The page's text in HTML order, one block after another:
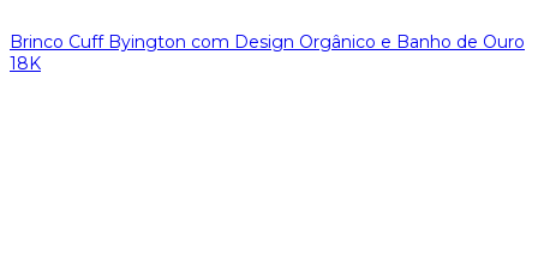
Brinco Cuff Byington com Design Orgânico e Banho de Ouro
18K